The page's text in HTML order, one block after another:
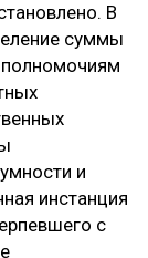
В
суммы
и
инстанция
с